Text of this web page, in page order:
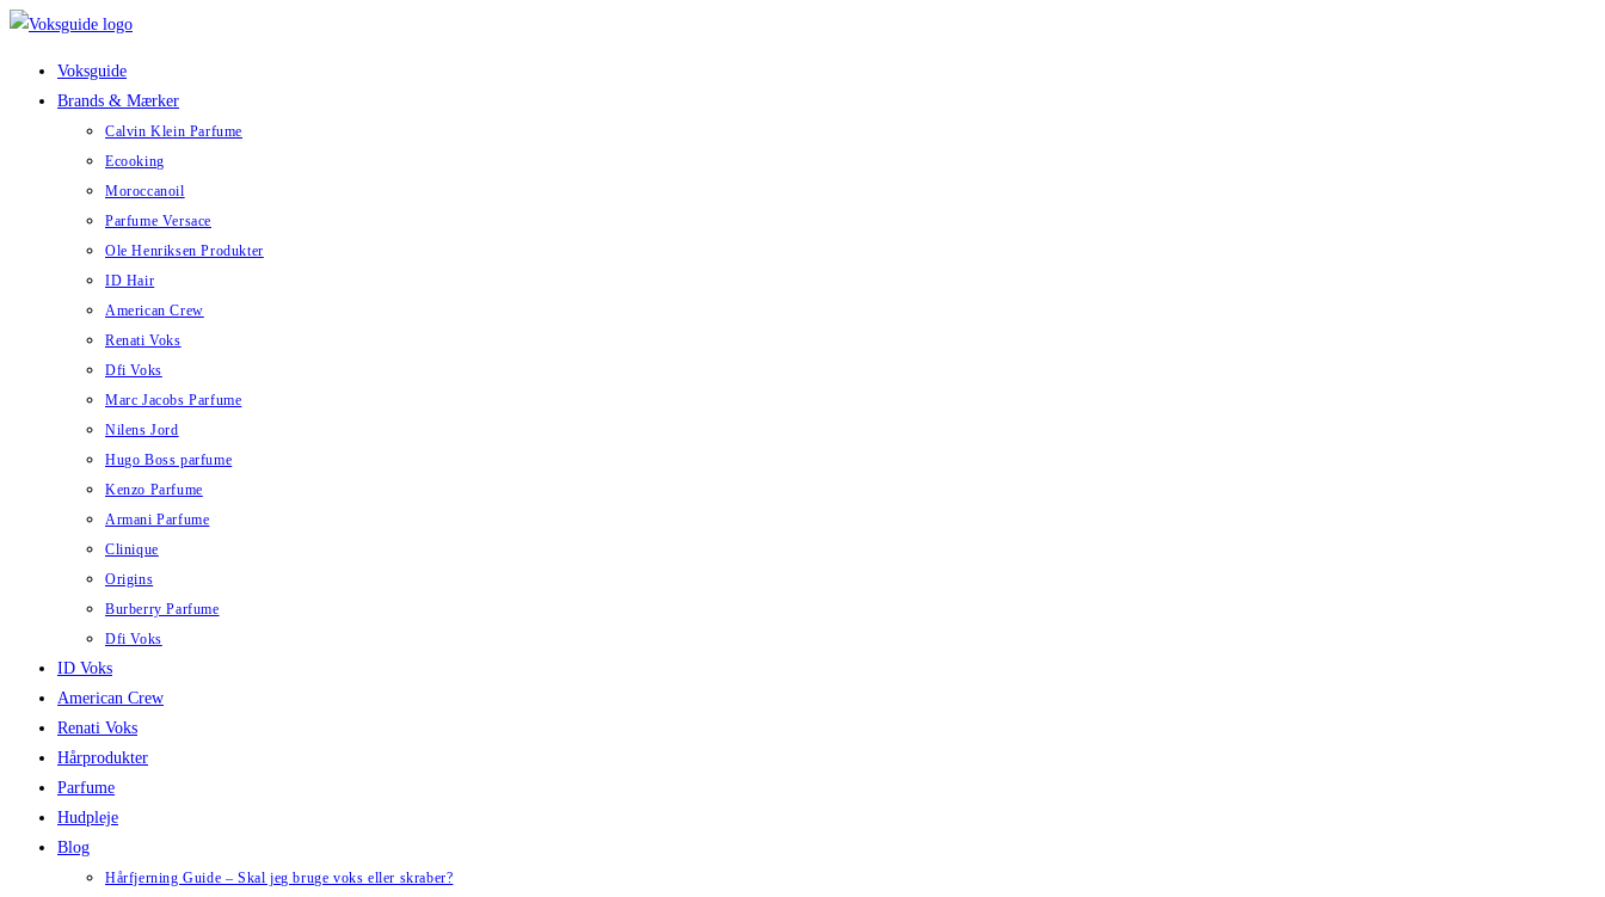
Skip
Voksguide
Brands & Mærker
Calvin Klein Parfume
Ecooking
Moroccanoil
Parfume Versace
Ole Henriksen Produkter
ID Hair
American Crew
Renati Voks
Dfi Voks
Marc Jacobs Parfume
Nilens Jord
Hugo Boss parfume
Kenzo Parfume
Armani Parfume
Clinique
Origins
Burberry Parfume
Dfi Voks
ID Voks
American Crew
Renati Voks
Hårprodukter
Parfume
Hudpleje
Blog
Hårfjerning Guide – Skal jeg bruge voks eller skraber?